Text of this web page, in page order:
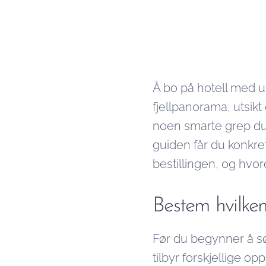
Å bo på hotell med
fjellpanorama,
noen smarte grep
guiden får du
bestillingen, og
Bestem
Før du begynner å
tilbyr forskjellige